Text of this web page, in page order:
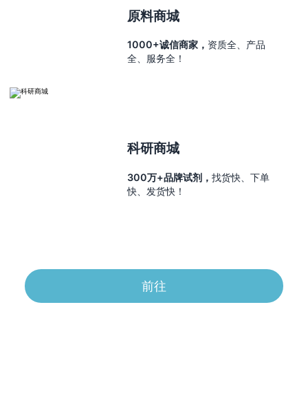
原料商城
1000+诚信商家， 资质全、产品
全、服务全！
科研商城
300万+品牌试剂，找货快、下单
快、发货快！
前往